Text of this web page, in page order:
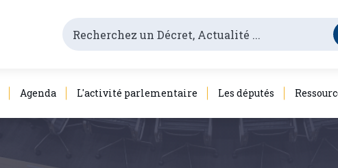
Agenda L'activité parlementaire Les députés